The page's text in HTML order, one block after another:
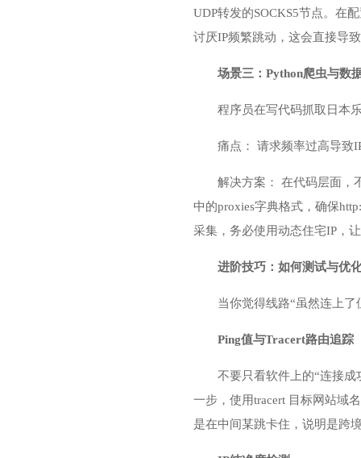
UDP转发的SOCKS5节点。在
讨厌IP频繁跳动，这会直接导
场景三：Python爬虫与数
程序员在写代码抓取日本
痛点： 请求频率过高导致
解决方案： 在代码层面，
中的proxies字典格式，确保
采集，务必使用动态住宅IP，
进阶技巧：如何测试与优
当你觉得线路“虽然连上
Ping值与Tracert路由追踪
不要只看软件上的“连接
一步，使用tracert 目标网站域
是在中间某跳卡住，说明是跨